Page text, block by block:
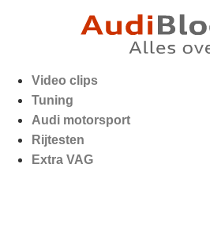
Video clips
Tuning
Audi motorsport
Rijtesten
Extra VAG